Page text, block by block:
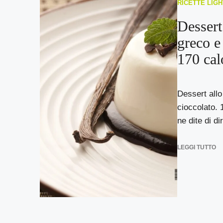
RICETTE
greco
170
Dessert
cioccolato.
ne dite di
LEGGI TUTTO